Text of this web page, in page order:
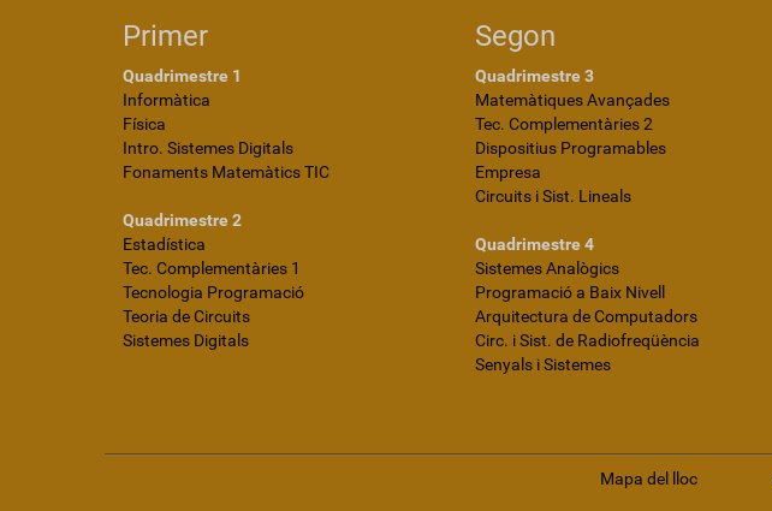
Primer
Quadrimestre 1
Informàtica
Física
Intro. Sistemes Digitals
Fonaments Matemàtics TIC
Quadrimestre 2
Estadística
Tec. Complementàries 1
Tecnologia Programació
Teoria de Circuits
Sistemes Digitals
Segon
Quadrimestre 3
Matemàtiques Avançades
Tec. Complementàries 2
Dispositius Programables
Empresa
Circuits i Sist. Lineals
Quadrimestre 4
Sistemes Analògics
Programació a Baix Nivell
Arquitectura de Computadors
Circ. i Sist. de Radiofreqüència
Senyals i Sistemes
Mapa del lloc